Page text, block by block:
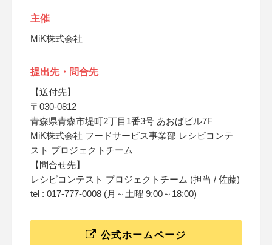
主催
MiK株式会社
提出先・問合先
【送付先】
〒030-0812
青森県青森市堤町2丁目1番3号 あおばビル7F
MiK株式会社 フードサービス事業部 レシピコンテ
スト プロジェクトチーム
【問合せ先】
レシピコンテスト プロジェクトチーム (担当 / 佐藤)
tel : 017-777-0008 (月～土曜 9:00～18:00)
公式ホームページ